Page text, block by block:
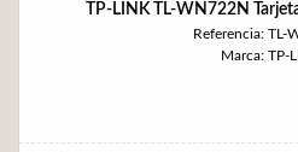
TP-LINK TL-WN722N
Referencia: TL-
Marca: TP-